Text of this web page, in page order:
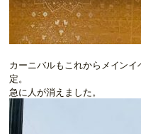
カーニバルもこれからメイン
定。
急に人が消えました。